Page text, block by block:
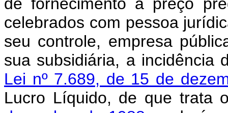
celebrados com pessoa
seu controle, empresa
sua subsidiária, a incidência
Lei nº 7.689, de 15 de
Lucro Líquido, de que trata